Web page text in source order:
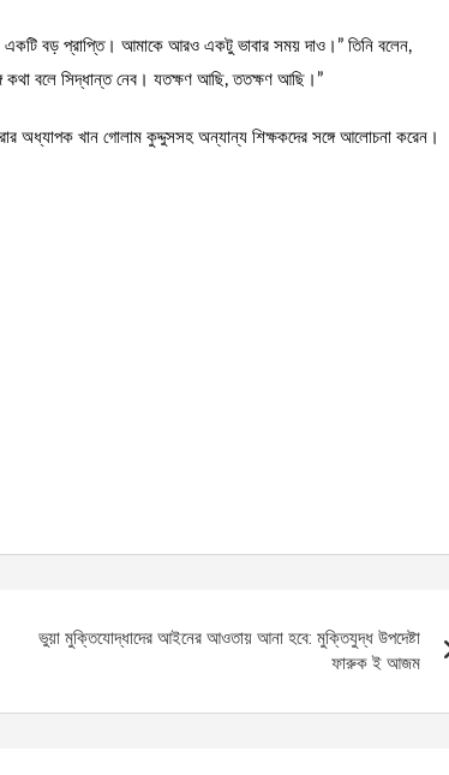
একটি বড় প্রাপ্তি। আমাকে আরও একটু ভাবার সময় দাও।” তিনি বলেন,
কথা বলে সিদ্ধান্ত নেব। যতক্ষণ আছি, ততক্ষণ আছি।”
অধ্যাপক খান গোলাম কুদ্দুসসহ অন্যান্য শিক্ষকদের সঙ্গে আলোচনা করেন।
ভুয়া মুক্তিযোদ্ধাদের আইনের আওতায় আনা হবে: মুক্তিযুদ্ধ উপদেষ্টা
ফারুক ই আজম